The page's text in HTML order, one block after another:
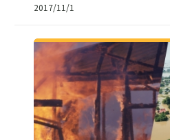
2017/11/1